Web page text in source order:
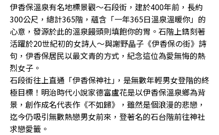
伊香保溫泉有名地標景觀〜石段街，建於400年前，長約
300公尺，總計365階，蘊含「一年365日溫泉溫暖你」的
心意，發源於此的溫泉饅頭則填飽你的胃。石階上鐫刻著
活躍於20世紀初的女詩人〜與謝野晶子《伊香保の街》詩
句，伊香保居民以最文青的方式，紀念這位為愛無悔的熱
烈女子。
石段街往上直通「伊香保神社｣，是無數年輕男女登階的終
極目標！明治時代小說家德富盧花是以伊香保溫泉鄉為背
景，創作成名代表作《不如歸》，雖然是個浪漫的悲戀，
迄今仍吸引無數熱戀男女前來，登著名的石台階前往神社
求戀愛籤。